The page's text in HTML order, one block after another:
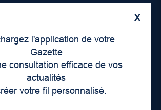
X
l'application de votre
Gazette
consultation efficace de vos
actualités
votre fil personnalisé.